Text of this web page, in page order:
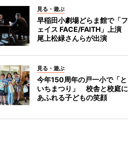
見る・遊ぶ
早稲田小劇場どらま館で「フ
ェイス FACE/FAITH」上演
尾上松緑さんらが出演
見る・遊ぶ
今年150周年の戸一小で「と
いちまつり」 校舎と校庭に
あふれる子どもの笑顔